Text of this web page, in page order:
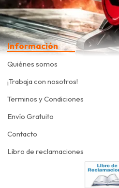
Información
Quiénes somos
¡Trabaja con nosotros!
Terminos y Condiciones
Envío Gratuito
Contacto
Libro de reclamaciones